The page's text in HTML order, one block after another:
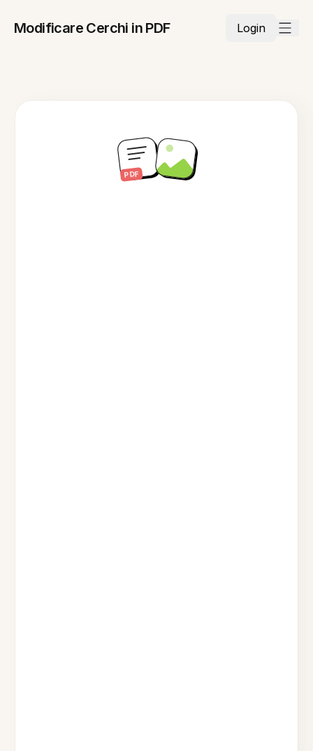
Modificare Cerchi in PDF Login